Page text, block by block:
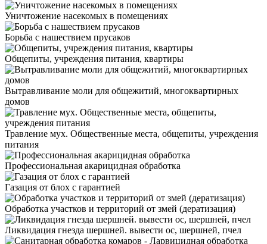
Уничтожение насекомых в помещениях
Борьба с нашествием прусаков
Общепиты, учреждения питания, квартиры
Вытравливание моли для общежитий, многоквартирных
домов
Травление мух. Общественные места, общепиты, учреждения
питания
Профессиональная акарицидная обработка
Газация от блох с гарантией
Обработка участков и территорий от змей (дератизация)
Ликвидация гнезда шершней. вывести ос, шершней, пчел